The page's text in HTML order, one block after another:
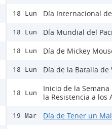
18 Lun Día Internacional
18 Lun Día Mundial del
18 Lun Día de Mickey
18 Lun Día de la Batalla de
18 Lun
Inicio de la
la Resistencia a los
19 Mar Día de Tener un